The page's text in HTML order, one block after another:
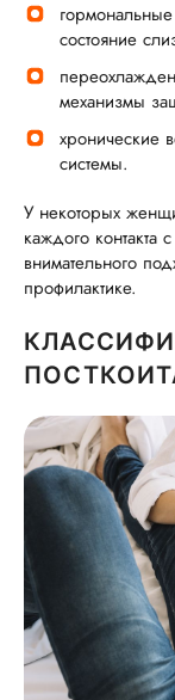
состояние
механизмы
хронические
системы.
У некоторых
каждого контакта
внимательного
профилактике.